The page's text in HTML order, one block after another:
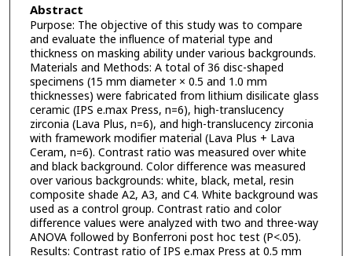
Abstract
Purpose: The objective of this study was to compare
and evaluate the influence of material type and
thickness on masking ability under various backgrounds.
Materials and Methods: A total of 36 disc-shaped
specimens (15 mm diameter × 0.5 and 1.0 mm
thicknesses) were fabricated from lithium disilicate glass
ceramic (IPS e.max Press, n=6), high-translucency
zirconia (Lava Plus, n=6), and high-translucency zirconia
with framework modifier material (Lava Plus + Lava
Ceram, n=6). Contrast ratio was measured over white
and black background. Color difference was measured
over various backgrounds: white, black, metal, resin
composite shade A2, A3, and C4. White background was
used as a control group. Contrast ratio and color
difference values were analyzed with two and three-way
ANOVA followed by Bonferroni post hoc test (P<.05).
Results: Contrast ratio of IPS e.max Press at 0.5 mm